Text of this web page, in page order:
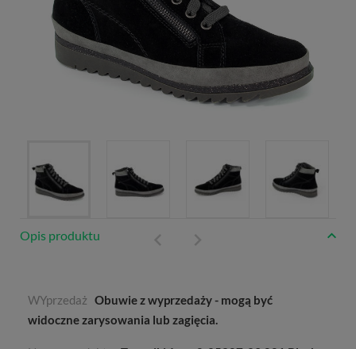
Opis produktu
WYprzedaż Obuwie z wyprzedaży - mogą być
widoczne zarysowania lub zagięcia.